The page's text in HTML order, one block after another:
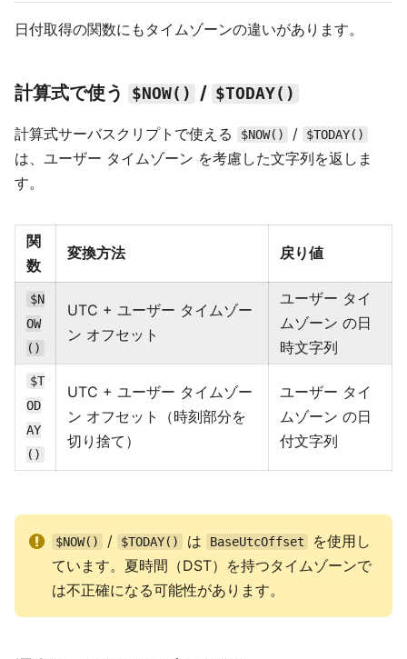
日付取得の関数にもタイムゾーンの違いがあります。
計算式で使う $NOW() / $TODAY()
計算式サーバスクリプトで使える $NOW() / $TODAY()
は、ユーザー タイムゾーン を考慮した文字列を返しま
す。
関
数
変換方法 戻り値
$N
OW
()
UTC + ユーザー タイムゾー
ン オフセット
ユーザー タイ
ムゾーン の日
時文字列
$T
OD
AY
()
UTC + ユーザー タイムゾー
ン オフセット（時刻部分を
切り捨て）
ユーザー タイ
ムゾーン の日
付文字列
$NOW() / $TODAY() は BaseUtcOffset
を使用し
ています。夏時間（DST）を持つタイムゾーンで
は不正確になる可能性があります。